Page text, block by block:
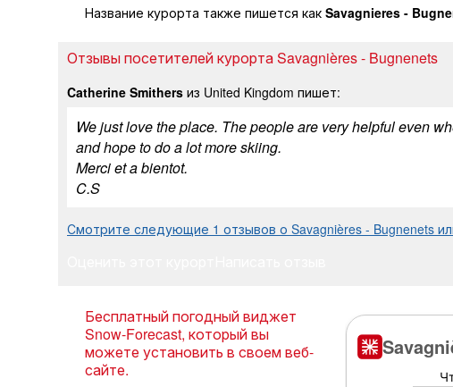
Название курорта также пишется как Savagnieres -
Отзывы посетителей курорта Savagnières - Bugnenets
Catherine Smithers из United Kingdom пишет:
We just love the place. The people are very helpful even
and hope to do a lot more skiing.
Merci et a bientot.
C.S
Смотрите следующие 1 отзывов о Savagnières - Bugnenets
Бесплатный погодный виджет
Snow-Forecast, который вы
можете установить в своем веб-
сайте.